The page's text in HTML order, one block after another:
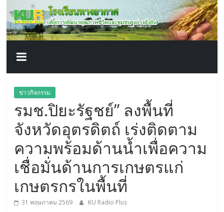
content
โรงเรียน
ทาง
อากาศ​
เพื่อ
พัฒนา
คุณภาพ
ชีวิต
ข่าวกิจกรรม
รมช.ปิยะรัฐชย์” ลงพื้นที่
จังหวัดอุตรดิตถ์ เร่งติดตาม
ความพร้อมด้านน้ำเพื่อความ
เชื่อมั่นด้านการเกษตรแก่
เกษตรกรในพื้นที่
31 พฤษภาคม 2569 KU Radio Plus